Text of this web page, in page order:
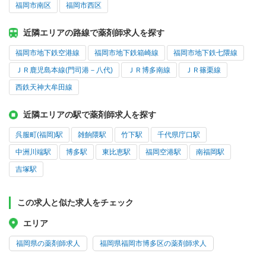
福岡市南区 福岡市西区
近隣エリアの路線で薬剤師求人を探す
福岡市地下鉄空港線 福岡市地下鉄箱崎線 福岡市地下鉄七隈線
ＪＲ鹿児島本線(門司港－八代) ＪＲ博多南線 ＪＲ篠栗線
西鉄天神大牟田線
近隣エリアの駅で薬剤師求人を探す
呉服町(福岡)駅 雑餉隈駅 竹下駅 千代県庁口駅
中洲川端駅 博多駅 東比恵駅 福岡空港駅 南福岡駅
吉塚駅
この求人と似た求人をチェック
エリア
福岡県の薬剤師求人 福岡県福岡市博多区の薬剤師求人